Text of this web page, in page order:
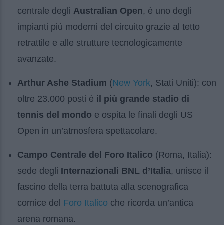
centrale degli Australian Open, è uno degli
impianti più moderni del circuito grazie al tetto
retrattile e alle strutture tecnologicamente
avanzate.
Arthur Ashe Stadium (New York, Stati Uniti): con
oltre 23.000 posti è il più grande stadio di
tennis del mondo e ospita le finali degli US
Open in un’atmosfera spettacolare.
Campo Centrale del Foro Italico (Roma, Italia):
sede degli Internazionali BNL d’Italia, unisce il
fascino della terra battuta alla scenografica
cornice del Foro Italico che ricorda un’antica
arena romana.